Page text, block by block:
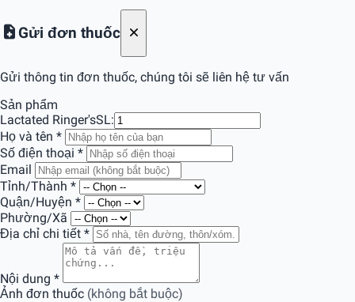
Gửi đơn thuốc
Gửi thông tin đơn thuốc, chúng tôi sẽ liên hệ tư vấn
Sản phẩm
Lactated Ringer'sSL:
Họ và tên *
Số điện thoại *
Email
Tỉnh/Thành *
Quận/Huyện *
Phường/Xã
Địa chỉ chi tiết *
Nội dung *
Ảnh đơn thuốc (không bắt buộc)